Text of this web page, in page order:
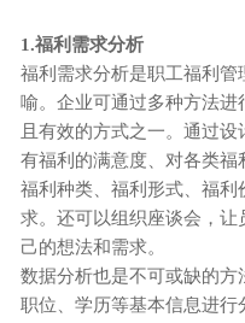
1.福利需求分析
福利需求分析是职工福利
喻。企业可通过多种方法
且有效的方式之一。通过
有福利的满意度、对各类
福利种类、福利形式、福
求。还可以组织座谈会，让
己的想法和需求。
数据分析也是不可或缺的方
职位、学历等基本信息进